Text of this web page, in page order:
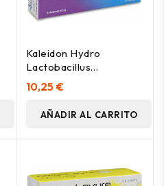
Kaleidon Hydro
Lactobacillus
Rhamnosus 6Uds
10,25 €
AÑADIR AL CARRITO